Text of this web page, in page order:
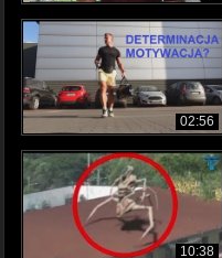
02:56
10:38